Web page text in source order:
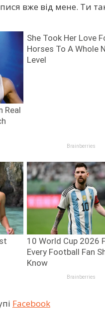
вже від мене. Ти
Facebook